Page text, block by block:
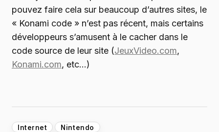
pouvez faire cela sur beaucoup d’autres sites, le
« Konami code » n’est pas récent, mais certains
développeurs s’amusent à le cacher dans le
code source de leur site (JeuxVideo.com,
Konami.com, etc…)
Internet Nintendo